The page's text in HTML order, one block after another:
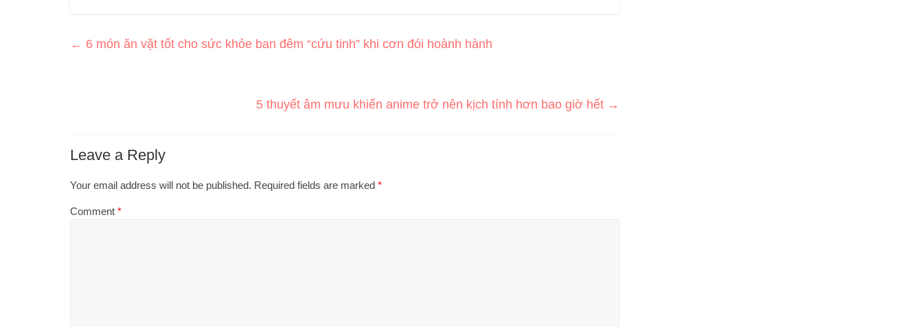
← 6 món ăn vặt tốt cho sức khỏe ban đêm “cứu tinh” khi cơn đói hoành hành
5 thuyết âm mưu khiến anime trở nên kịch tính hơn bao giờ hết →
Leave a Reply
Your email address will not be published. Required fields are marked *
Comment *